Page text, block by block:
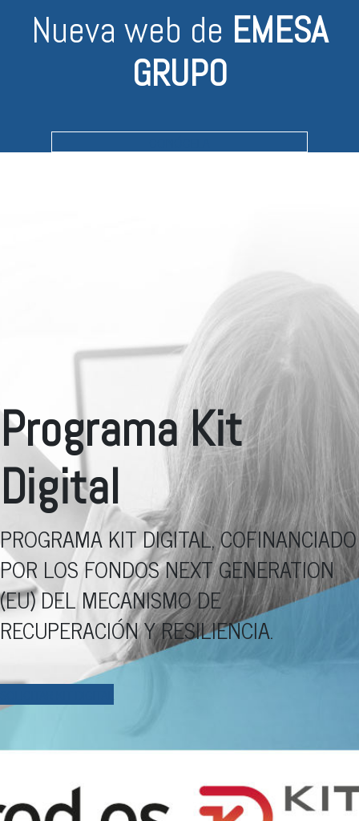
Nueva web de EMESA
GRUPO
Programa Kit
Digital
PROGRAMA KIT DIGITAL, COFINANCIADO
POR LOS FONDOS NEXT GENERATION
(EU) DEL MECANISMO DE
RECUPERACIÓN Y RESILIENCIA.